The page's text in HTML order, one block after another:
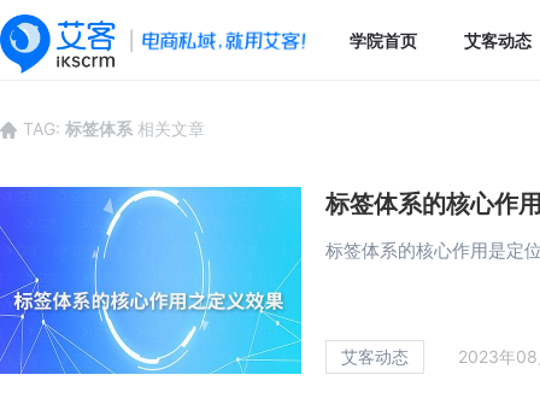
学院首页 艾客动态
TAG: 标签体系 相关文章
标签体系的核心作
标签体系的核心作用是定
艾客动态 2023年